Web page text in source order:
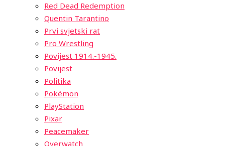
Red Dead Redemption
Quentin Tarantino
Prvi svjetski rat
Pro Wrestling
Povijest 1914.-1945.
Povijest
Politika
Pokémon
PlayStation
Pixar
Peacemaker
Overwatch